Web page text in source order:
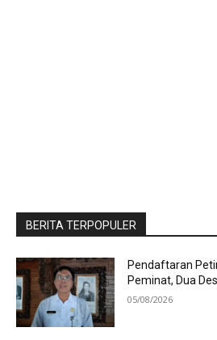
BERITA TERPOPULER
Pendaftaran
Peminat, Dua
05/08/2026